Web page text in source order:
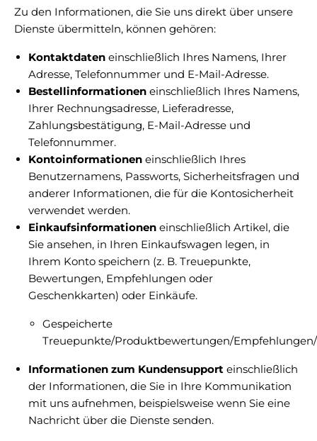
Zu den Informationen, die Sie uns direkt über unsere
Dienste übermitteln, können gehören:
Kontaktdaten einschließlich Ihres Namens, Ihrer
Adresse, Telefonnummer und E-Mail-Adresse.
Bestellinformationen einschließlich Ihres Namens,
Ihrer Rechnungsadresse, Lieferadresse,
Zahlungsbestätigung, E-Mail-Adresse und
Telefonnummer.
Kontoinformationen einschließlich Ihres
Benutzernamens, Passworts, Sicherheitsfragen und
anderer Informationen, die für die Kontosicherheit
verwendet werden.
Einkaufsinformationen einschließlich Artikel, die
Sie ansehen, in Ihren Einkaufswagen legen, in
Ihrem Konto speichern (z. B. Treuepunkte,
Bewertungen, Empfehlungen oder
Geschenkkarten) oder Einkäufe.
Gespeicherte
Treuepunkte/Produktbewertungen/
Informationen zum Kundensupport einschließlich
der Informationen, die Sie in Ihre Kommunikation
mit uns aufnehmen, beispielsweise wenn Sie eine
Nachricht über die Dienste senden.